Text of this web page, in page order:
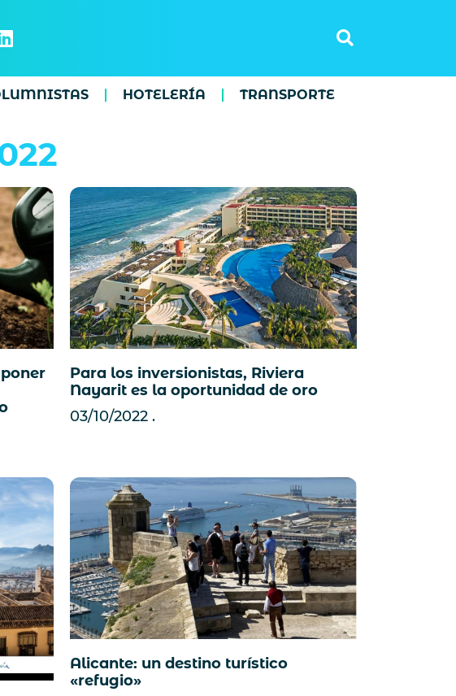
HOTELERÍA TRANSPORTE
Para los inversionistas, Riviera
Nayarit es la oportunidad de oro
03/10/2022
Alicante: un destino turístico
«refugio»